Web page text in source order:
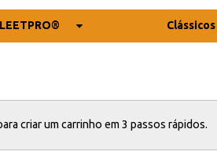
criar um carrinho em 3 passos rápidos.